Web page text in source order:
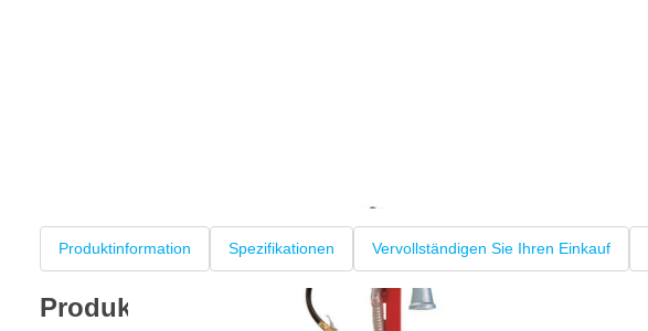
Produktinformation Spezifikationen Vervollständigen Sie Ihren Einkauf
Produktinformation